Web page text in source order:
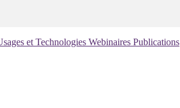
et Technologies Webinaires Publications